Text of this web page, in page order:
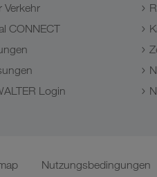
Verkehr
CONNECT
Login
Nutzungsbedingungen